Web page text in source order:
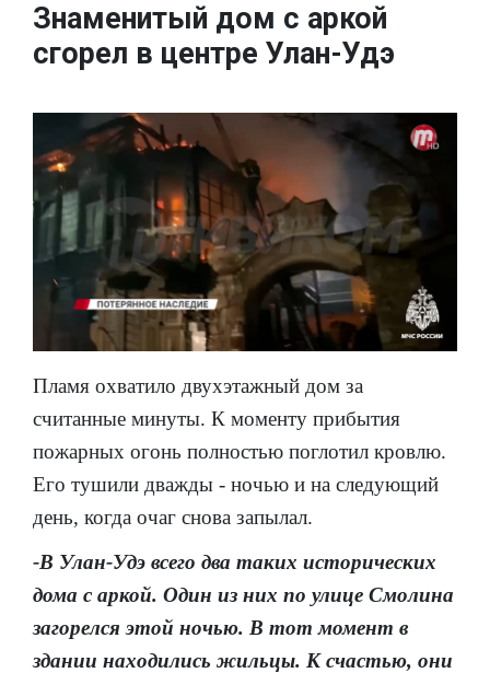
Знаменитый дом с аркой
сгорел в центре Улан-Удэ
Пламя охватило двухэтажный дом за
считанные минуты. К моменту прибытия
пожарных огонь полностью поглотил кровлю.
Его тушили дважды - ночью и на следующий
день, когда очаг снова запылал.
-В Улан-Удэ всего два таких исторических
дома с аркой. Один из них по улице Смолина
загорелся этой ночью. В тот момент в
здании находились жильцы. К счастью, они